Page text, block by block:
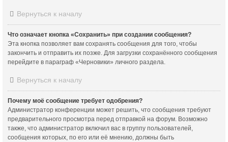
Вернуться к началу
Что означает кнопка «Сохранить» при создании сообщения?
Эта кнопка позволяет вам сохранять сообщения для того, чтобы
закончить и отправить их позже. Для загрузки сохранённого сообщения
перейдите в параграф «Черновики» личного раздела.
Вернуться к началу
Почему моё сообщение требует одобрения?
Администратор конференции может решить, что сообщения требуют
предварительного просмотра перед отправкой на форум. Возможно
также, что администратор включил вас в группу пользователей,
сообщения которых, по его или её мнению, должны быть